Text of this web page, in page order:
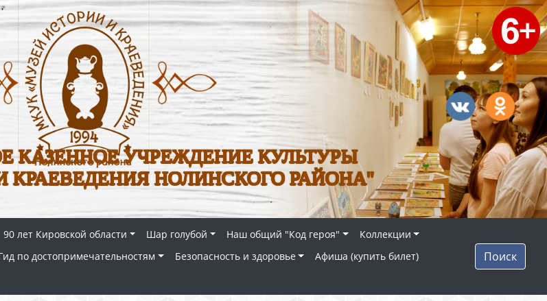
КАЗЕННОЕ УЧРЕЖДЕНИЕ КУЛЬТУРЫ
КРАЕВЕДЕНИЯ НОЛИНСКОГО РАЙОНА"
90 лет Кировской области Шар голубой Наш общий "Код героя"
Коллекции
по достопримечательностям Безопасность и здоровье
Афиша (купить билет)
Поиск